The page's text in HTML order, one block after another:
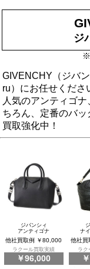
ジ
※
GIVENCHY（ジバ
ru）にお任せくださ
人気のアンティゴ
ちろん、定番のバ
買取強化中！
ジバンシィ
アンティゴナ
他社買取例 ￥80,000
ラクール買取実績
￥96,000
ナ
他社買
ラク